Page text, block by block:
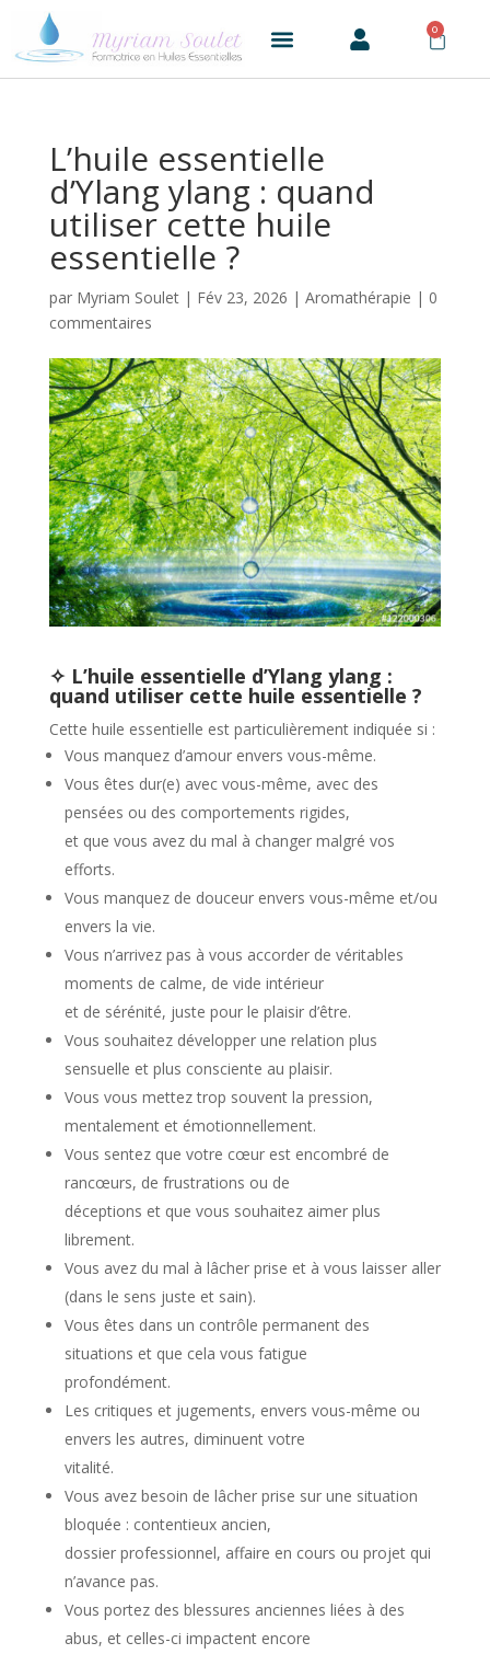
0
L’huile essentielle
d’Ylang ylang : quand
utiliser cette huile
essentielle ?
par Myriam Soulet| Fév 23, 2026 | Aromathérapie | 0
commentaires
✧ L’huile essentielle d’Ylang ylang :
quand utiliser cette huile essentielle ?
Cette huile essentielle est particulièrement indiquée si :
Vous manquez d’amour envers vous-même.
Vous êtes dur(e) avec vous-même, avec des
pensées ou des comportements rigides,
et que vous avez du mal à changer malgré vos
efforts.
Vous manquez de douceur envers vous-même et/ou
envers la vie.
Vous n’arrivez pas à vous accorder de véritables
moments de calme, de vide intérieur
et de sérénité, juste pour le plaisir d’être.
Vous souhaitez développer une relation plus
sensuelle et plus consciente au plaisir.
Vous vous mettez trop souvent la pression,
mentalement et émotionnellement.
Vous sentez que votre cœur est encombré de
rancœurs, de frustrations ou de
déceptions et que vous souhaitez aimer plus
librement.
Vous avez du mal à lâcher prise et à vous laisser aller
(dans le sens juste et sain).
Vous êtes dans un contrôle permanent des
situations et que cela vous fatigue
profondément.
Les critiques et jugements, envers vous-même ou
envers les autres, diminuent votre
vitalité.
Vous avez besoin de lâcher prise sur une situation
bloquée : contentieux ancien,
dossier professionnel, affaire en cours ou projet qui
n’avance pas.
Vous portez des blessures anciennes liées à des
abus, et celles-ci impactent encore